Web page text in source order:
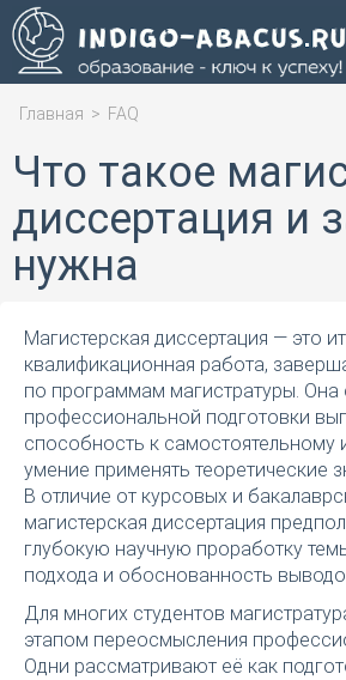
Главная > FAQ
Что такое
диссертация и
нужна
Магистерская диссертация — это
квалификационная работа,
по программам магистратуры. Она
профессиональной подготовки
способность к самостоятельному
умение применять теоретические
В отличие от курсовых и
магистерская диссертация
глубокую научную проработку
подхода и обоснованность
Для многих студентов
этапом переосмысления
Одни рассматривают её как